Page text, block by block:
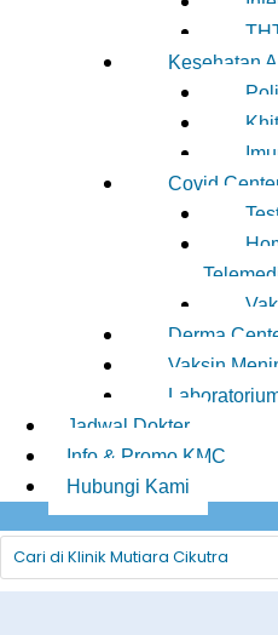
Kesehatan
Covid
Derma
Vaksin
Jadwal Dokter
Info & Promo KMC
Hubungi Kami